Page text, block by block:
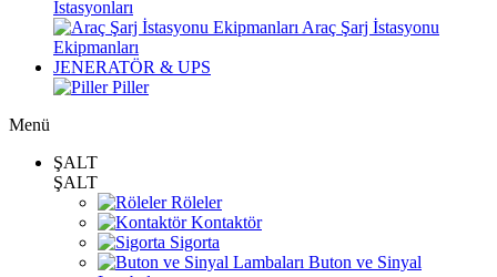
İstasyonları
Araç Şarj İstasyonu
Ekipmanları
JENERATÖR & UPS
Piller
Menü
ŞALT
ŞALT
Röleler
Kontaktör
Sigorta
Buton ve Sinyal